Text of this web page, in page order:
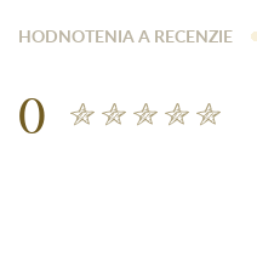
HODNOTENIA A RECENZIE
0